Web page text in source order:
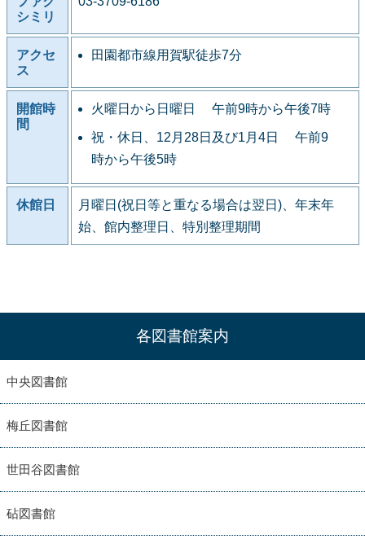
シミリ
アクセ
ス
田園都市線用賀駅徒歩7分
開館時
間
火曜日から日曜日 午前9時から午後7時
祝・休日、12月28日及び1月4日 午前9
時から午後5時
休館日
月曜日(祝日等と重なる場合は翌日)、年末年
始、館内整理日、特別整理期間
各図書館案内
中央図書館
梅丘図書館
世田谷図書館
砧図書館